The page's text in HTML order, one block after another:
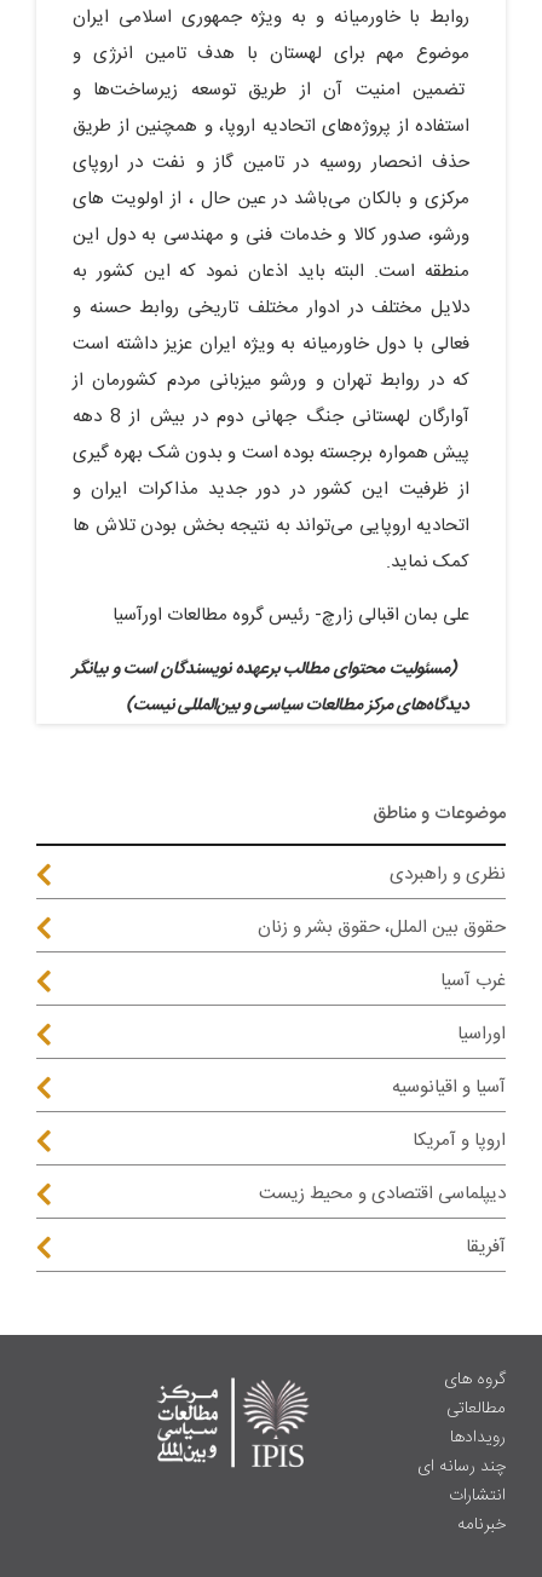
روابط با خاورمیانه و به ویژه جمهوری اسلامی ایران
موضوع مهم برای لهستان با هدف تامین انرژی و
تضمین امنیت آن از طریق توسعه زیرساخت‌ها و
استفاده از پروژه‌های اتحادیه اروپا، و همچنین از طریق
حذف انحصار روسیه در تامین گاز و نفت در اروپای
مرکزی و بالکان می‌باشد در عین حال ، از اولویت های
ورشو، صدور کالا و خدمات فنی و مهندسی به دول این
منطقه است. البته باید اذعان نمود که این کشور به
دلایل مختلف در ادوار مختلف تاریخی روابط حسنه و
فعالی با دول خاورمیانه به ویژه ایران عزیز داشته است
که در روابط تهران و ورشو میزبانی مردم کشورمان از
آوارگان لهستانی جنگ جهانی دوم در بیش از 8 دهه
پیش همواره برجسته بوده است و بدون شک بهره گیری
از ظرفیت این کشور در دور جدید مذاکرات ایران و
اتحادیه اروپایی می‌تواند به نتیجه بخش بودن تلاش ها
کمک نماید.
علی بمان اقبالی زارچ- رئیس گروه مطالعات اورآسیا
(مسئولیت محتوای مطالب برعهده نویسندگان است و بیانگر
دیدگاه‌های مرکز مطالعات سیاسی و بین‌المللی نیست)
موضوعات و مناطق
نظری و راهبردی
حقوق بین الملل، حقوق بشر و زنان
غرب آسیا
اوراسیا
آسیا و اقیانوسیه
اروپا و آمریکا
دیپلماسی اقتصادی و محیط زیست
آفریقا
گروه های
مطالعاتی
رویدادها
چند رسانه ای
انتشارات
خبرنامه